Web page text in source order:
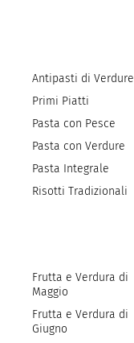
Antipasti di Verdure
Primi Piatti
Pasta con Pesce
Pasta con Verdure
Pasta Integrale
Risotti Tradizionali
Frutta e Verdura di
Maggio
Frutta e Verdura di
Giugno